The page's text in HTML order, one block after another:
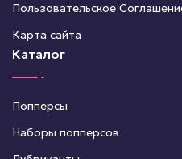
Пользовательское
Карта сайта
Каталог
Попперсы
Наборы попперсов